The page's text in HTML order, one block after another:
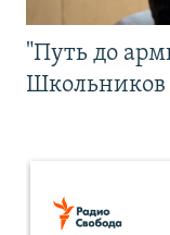
"Путь до
Школьников